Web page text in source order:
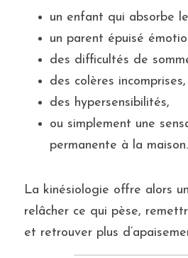
un enfant qui absorbe
un parent épuisé
des difficultés de
des colères incomprises,
des hypersensibilités,
ou simplement une
permanente à la maison.
La kinésiologie offre alors
relâcher ce qui pèse,
et retrouver plus